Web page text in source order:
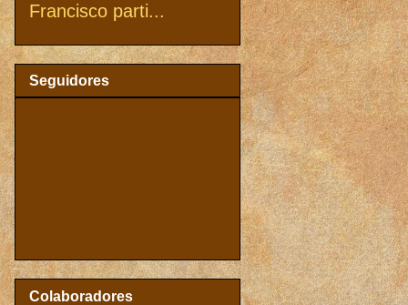
Francisco parti...
Seguidores
Colaboradores